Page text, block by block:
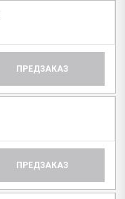
ПРЕДЗАКАЗ
ПРЕДЗАКАЗ